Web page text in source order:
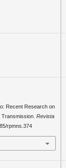
Recent Research on
Revista
rpmns.374